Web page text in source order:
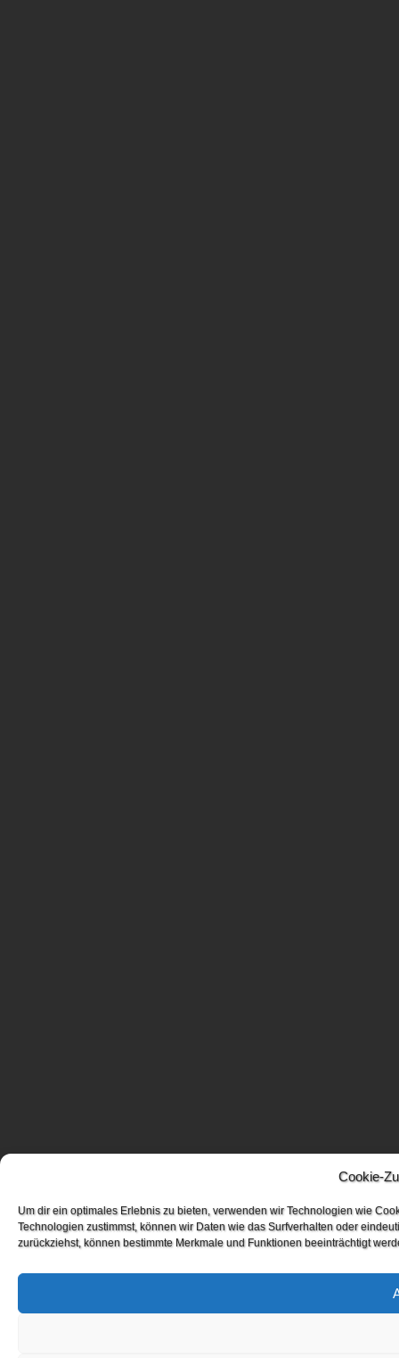
Cookie-
Um dir ein optimales Erlebnis zu bieten, verwenden wir Technologien wie
Technologien zustimmst, können wir Daten wie das Surfverhalten oder
zurückziehst, können bestimmte Merkmale und Funktionen beeinträchtigt